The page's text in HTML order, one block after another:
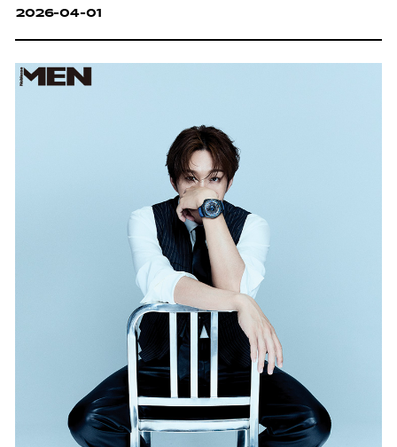
2026-04-01